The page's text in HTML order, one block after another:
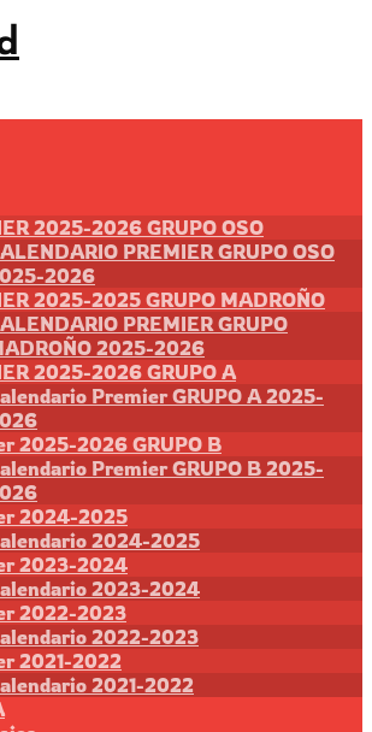
2025-2026 GRUPO OSO
PREMIER GRUPO OSO
2026
2025-2025 GRUPO MADROÑO
PREMIER GRUPO
2025-2026
2025-2026 GRUPO A
Premier GRUPO A 2025-
2025-2026 GRUPO B
Premier GRUPO B 2025-
2024-2025
2024-2025
2023-2024
2023-2024
2022-2023
2022-2023
2021-2022
2021-2022